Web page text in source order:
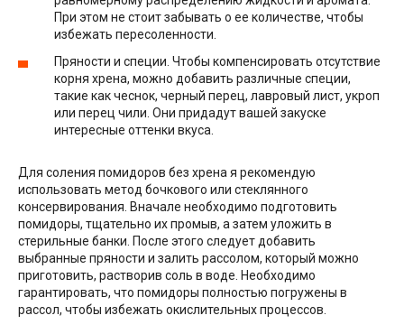
При этом не стоит забывать о ее количестве, чтобы
избежать пересоленности.
Пряности и специи. Чтобы компенсировать отсутствие
корня хрена, можно добавить различные специи,
такие как чеснок, черный перец, лавровый лист, укроп
или перец чили. Они придадут вашей закуске
интересные оттенки вкуса.
Для соления помидоров без хрена я рекомендую
использовать метод бочкового или стеклянного
консервирования. Вначале необходимо подготовить
помидоры, тщательно их промыв, а затем уложить в
стерильные банки. После этого следует добавить
выбранные пряности и залить рассолом, который можно
приготовить, растворив соль в воде. Необходимо
гарантировать, что помидоры полностью погружены в
рассол, чтобы избежать окислительных процессов.